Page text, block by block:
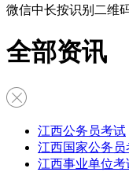
微信中长按识别二维
全部资讯
江西公务员考试
江西国家公务员
江西事业单位考